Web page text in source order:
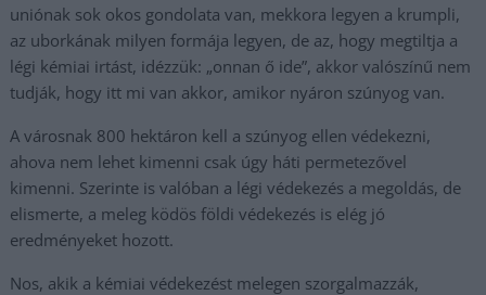
uniónak sok okos gondolata van, mekkora legyen a krumpli,
az uborkának milyen formája legyen, de az, hogy megtiltja a
légi kémiai irtást, idézzük: „onnan ő ide”, akkor valószínű nem
tudják, hogy itt mi van akkor, amikor nyáron szúnyog van.
A városnak 800 hektáron kell a szúnyog ellen védekezni,
ahova nem lehet kimenni csak úgy háti permetezővel
kimenni. Szerinte is valóban a légi védekezés a megoldás, de
elismerte, a meleg ködös földi védekezés is elég jó
eredményeket hozott.
Nos, akik a kémiai védekezést melegen szorgalmazzák,